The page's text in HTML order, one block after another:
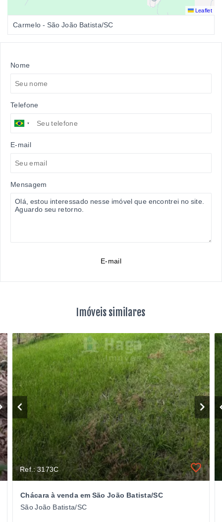
Leaflet
Carmelo - São João Batista/SC
Nome
Telefone
E-mail
Mensagem
E-mail
Imóveis similares
Ref.: 3173C
Chácara à venda em São João Batista/SC
São João Batista/SC